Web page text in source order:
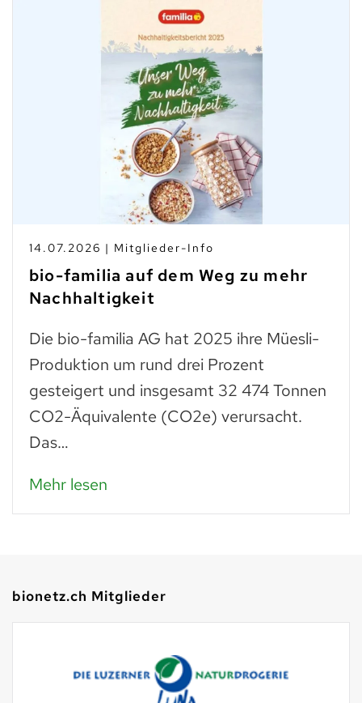
14.07.2026 | Mitglieder-Info
bio-familia auf dem Weg zu mehr
Nachhaltigkeit
Die bio-familia AG hat 2025 ihre Müesli-
Produktion um rund drei Prozent
gesteigert und insgesamt 32 474 Tonnen
CO2-Äquivalente (CO2e) verursacht.
Das…
Mehr lesen
bionetz.ch Mitglieder